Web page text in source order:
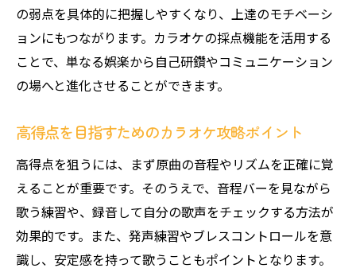
の弱点を具体的に把握しやすくなり、上達のモチベーシ
ョンにもつながります。カラオケの採点機能を活用する
ことで、単なる娯楽から自己研鑽やコミュニケーション
の場へと進化させることができます。
高得点を目指すためのカラオケ攻略ポイント
高得点を狙うには、まず原曲の音程やリズムを正確に覚
えることが重要です。そのうえで、音程バーを見ながら
歌う練習や、録音して自分の歌声をチェックする方法が
効果的です。また、発声練習やブレスコントロールを意
識し、安定感を持って歌うこともポイントとなります。